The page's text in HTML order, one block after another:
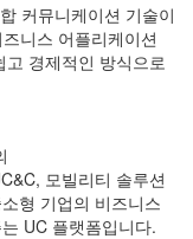
커뮤니케이션 기술이
니스 어플리케이션
경제적인 방식으로
모빌리티 솔루션
형 기업의 비즈니스
UC 플랫폼입니다.